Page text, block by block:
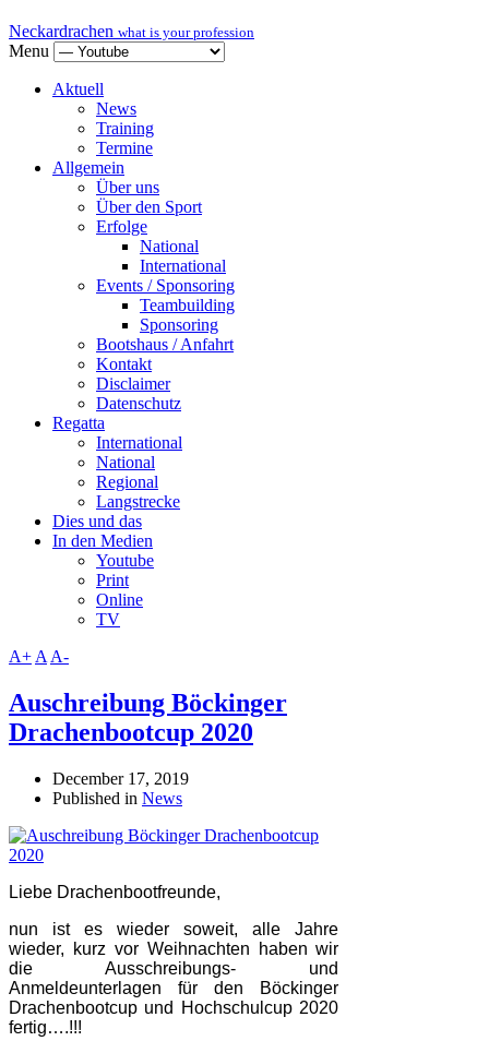
Neckardrachen what is your profession
Menu
Aktuell
News
Training
Termine
Allgemein
Über uns
Über den Sport
Erfolge
National
International
Events / Sponsoring
Teambuilding
Sponsoring
Bootshaus / Anfahrt
Kontakt
Disclaimer
Datenschutz
Regatta
International
National
Regional
Langstrecke
Dies und das
In den Medien
Youtube
Print
Online
TV
A+ A A-
Auschreibung Böckinger
Drachenbootcup 2020
December 17, 2019
Published in News
Liebe Drachenbootfreunde,
nun ist es wieder soweit, alle Jahre
wieder, kurz vor Weihnachten haben wir
die Ausschreibungs- und
Anmeldeunterlagen für den Böckinger
Drachenbootcup und Hochschulcup 2020
fertig….!!!